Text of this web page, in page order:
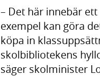
– Det här innebär
exempel kan göra
köpa in
skolbibliotekens
säger skolminister